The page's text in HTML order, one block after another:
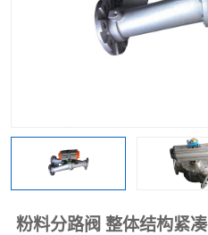
粉料分路阀 整体结构紧凑
粉体转向阀
粉体分路阀
管道换向器